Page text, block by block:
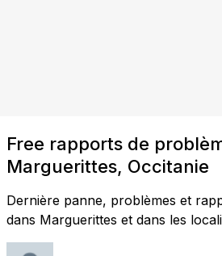
Free rapports de
Marguerittes, Occitanie
Dernière panne, problèmes et
dans Marguerittes et dans les